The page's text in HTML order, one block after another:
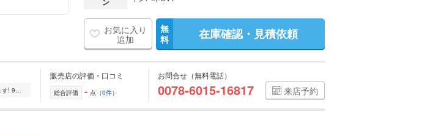
お気に入り
追加
無
料
在庫確認・見積依頼
新車・中古車何でもご相談ください。お客様にあった最高の一台をご提案いたします! 9月に新工場完成いたしました! 一般整備・車検・鈑金まで何でもお申しつけ下さい!
販売店の評価・口コミ
総合評価 - 点（0件）
お問合せ（無料電話）
0078-6015-16817 来店予約